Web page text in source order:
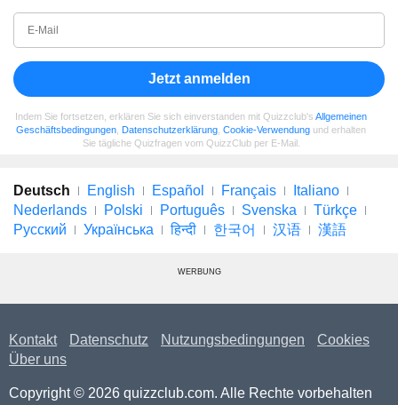
Jetzt anmelden
Indem Sie fortsetzen, erklären Sie sich einverstanden mit Quizzclub's Allgemeinen
Geschäftsbedingungen Datenschutzerklärung Cookie-Verwendung und erhalten
Sie tägliche Quizfragen vom QuizzClub per E-Mail.
Deutsch English Español Français
Italiano
Nederlands
Polski Português Svenska
Türkçe
Русский
Українська हिन्दी 한국어 汉语 漢語
WERBUNG
Kontakt Datenschutz Nutzungsbedingungen
Cookies
Über uns
Copyright © 2026 quizzclub.com. Alle Rechte vorbehalten